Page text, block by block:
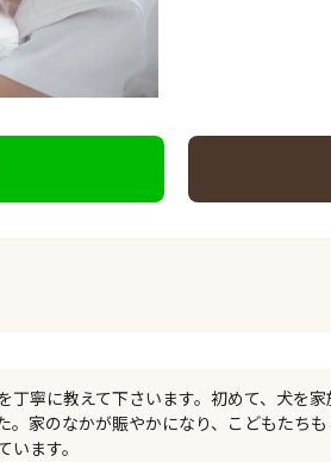
丁寧に教えて下さいます。初めて、犬を
。家のなかが賑やかになり、こどもたち
ます。